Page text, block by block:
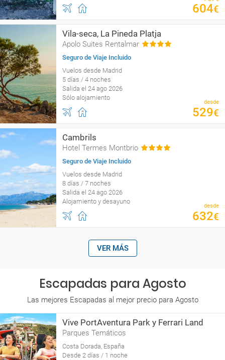
604€
Vila-seca, La Pineda Platja
Apolo Suites Rentalmar
Seguro de Viaje Incluido
Vuelos desde Madrid
5 días / 4 noches
Salida el 24 ago 2026
Sólo alojamiento
desde
529€
Cambrils
Hotel Termes Montbrio
Seguro de Viaje Incluido
Vuelos desde Madrid
8 días / 7 noches
Salida el 24 ago 2026
Alojamiento y desayuno
desde
632€
VER MÁS
Escapadas para Agosto
Las mejores Escapadas al mejor precio para Agosto
Vive PortAventura Park y Ferrari Land
Parques Temáticos
Costa Dorada, España
Desde 2 días / 1 noche